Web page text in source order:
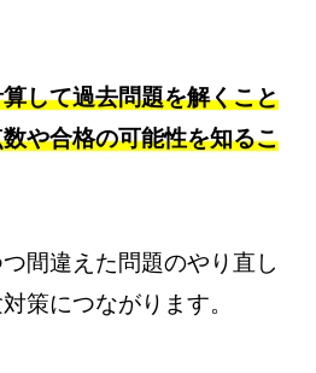
して過去問題を解くこと
や合格の可能性を知るこ
間違えた問題のやり直し
策につながります。